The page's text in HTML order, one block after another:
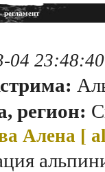
04 23:48:40
регион:
Алена [